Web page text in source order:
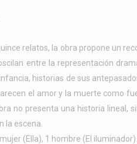
relatos, la obra propone un
entre la representación
historias de sus
el amor y la muerte como
no presenta una historia lineal,
la escena.
(Ella), 1 hombre (El iluminador).